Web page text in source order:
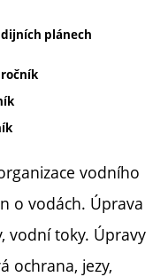
plánech
vodního
o vodách. Úprava
vodní toky. Úpravy
ochrana, jezy,